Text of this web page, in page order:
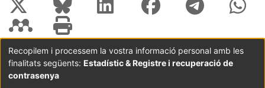
Coordinació:CRAI UB Avís legal
Metadades
subjectes a:
Recopilem i processem la vostra informació personal amb les
finalitats següents: Estadístic & Registre i recuperació de
contrasenya